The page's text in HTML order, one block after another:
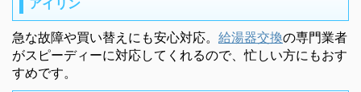
アイリン
急な故障や買い替えにも安心対応。 給湯器交換の専門業者
がスピーディーに対応してくれるので、忙しい方にもおす
すめです。